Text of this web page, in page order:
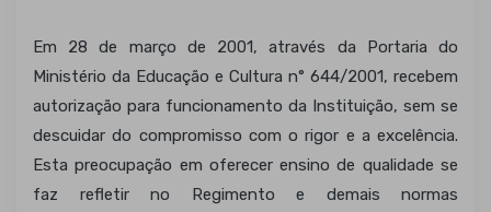
Em 28 de março de 2001, através da Portaria do
Ministério da Educação e Cultura n° 644/2001, recebem
autorização para funcionamento da Instituição, sem se
descuidar do compromisso com o rigor e a excelência.
Esta preocupação em oferecer ensino de qualidade se
faz refletir no Regimento e demais normas